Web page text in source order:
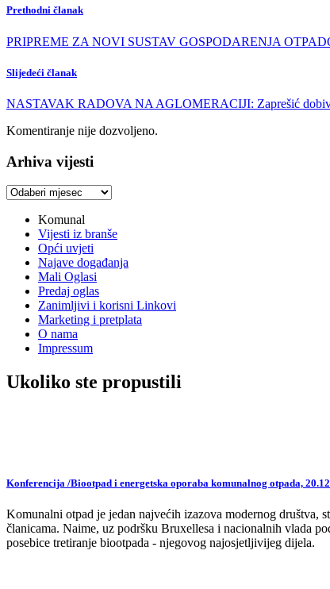
Prethodni članak
PRIPREME ZA NOVI SUSTAV GOSPODARENJA
Slijedeći članak
NASTAVAK RADOVA NA AGLOMERACIJI: Zaprešić
Komentiranje nije dozvoljeno.
Arhiva vijesti
Arhiva
Komunal
Vijesti iz branše
Opći uvjeti
Najave događanja
Mali Oglasi
Predaj oglas
Zanimljivi i korisni Linkovi
Marketing i pretplata
O nama
Impressum
Ukoliko ste propustili
Konferencija /Biootpad i energetska oporaba komunalnog otpada,
Komunalni otpad je jedan najvećih izazova modernog društva,
članicama. Naime, uz podršku Bruxellesa i nacionalnih vlada
posebice tretiranje biootpada - njegovog najosjetljivijeg dijela.